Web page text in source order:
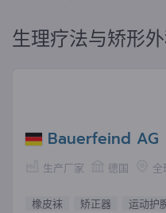
生理疗法与矫形
Bauerfeind AG
生产厂家 德国 全
橡皮袜 矫正器 运动护